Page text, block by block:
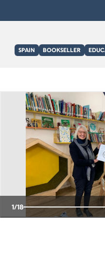
SPAIN BOOKSELLER
1/18